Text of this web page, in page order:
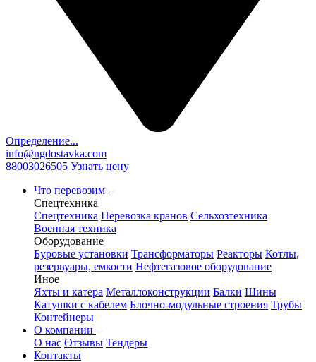
Определение...
info@ngdostavka.com
88003026505 Узнать цену
Что перевозим
Спецтехника
Спецтехника Перевозка кранов Сельхозтехника
Военная техника
Оборудование
Буровые установки Трансформаторы Реакторы Котлы,
резервуары, емкости Нефтегазовое оборудование
Иное
Яхты и катера Металлоконструкции Балки Шины
Катушки с кабелем Блочно-модульные строения Трубы
Контейнеры
О компании
О нас Отзывы Тендеры
Контакты